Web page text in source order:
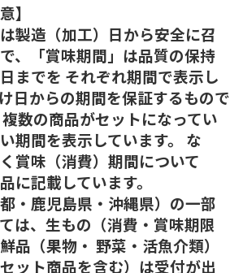
】
製造（加工）日から安全に召
、「賞味期間」は品質の保持
までを それぞれ期間で表示し
日からの期間を保証するもので
数の商品がセットになってい
期間を表示しています。 な
賞味（消費）期間について
に記載しています。
・鹿児島県・沖縄県）の一部
は、生もの（消費・賞味期限
品（果物・ 野菜・活魚介類）
ット商品を含む）は受付が出